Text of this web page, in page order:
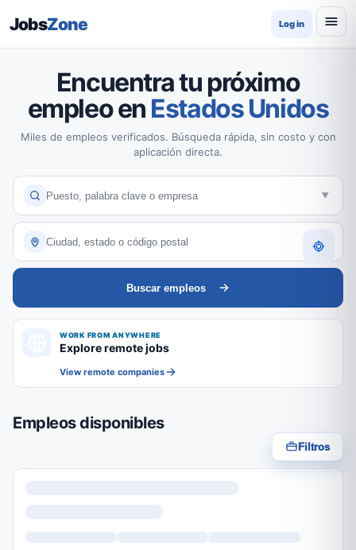
JobsZone Log in
Encuentra tu próximo
empleo en Estados Unidos
Miles de empleos verificados. Búsqueda rápida, sin costo y con
aplicación directa.
Buscar empleos
WORK FROM ANYWHERE
Explore remote jobs
View remote companies
Empleos disponibles
Filtros